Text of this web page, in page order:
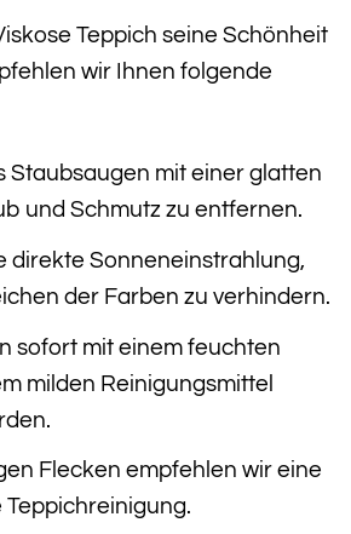
Teppich seine Schönheit
wir Ihnen folgende
Staubsaugen mit einer glatten
und Schmutz zu entfernen.
direkte Sonneneinstrahlung,
der Farben zu verhindern.
sofort mit einem feuchten
milden Reinigungsmittel
Flecken empfehlen wir eine